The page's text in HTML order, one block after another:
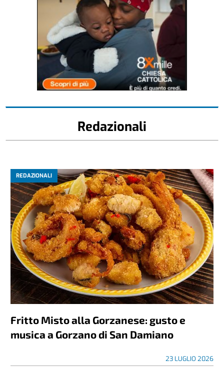
Redazionali
REDAZIONALI
Fritto Misto alla Gorzanese: gusto e
musica a Gorzano di San Damiano
23 LUGLIO 2026